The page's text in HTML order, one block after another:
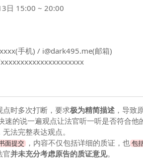
日 15:00 ~ 20:00
手机) / i@dark495.me(邮箱)
时多次打断，要求极为精简描述 ，导致
速的说一遍观点让法官听一听是否符合
法完整表达观点。
面提交 ，内容不仅包括详细的质证，也 包
官并未充分考虑原告的质证意见。